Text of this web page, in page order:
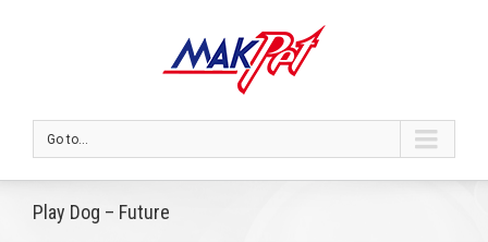
Go to...
Play Dog – Future